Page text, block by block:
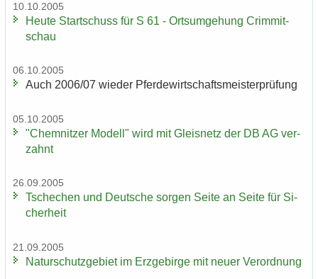
10.10.2005
Heute Start­schuss für S 61 - Orts­um­ge­hung Crim­mit­
schau
06.10.2005
Auch 2006/07 wie­der Pfer­de­wirt­schafts­meis­ter­prü­fung
05.10.2005
"Chem­nit­zer Mo­dell" wird mit Gleis­netz der DB AG ver­
zahnt
26.09.2005
Tsche­chen und Deut­sche sor­gen Seite an Seite für Si­
cher­heit
21.09.2005
Na­tur­schutz­ge­biet im Erz­ge­bir­ge mit neuer Ver­ord­nung